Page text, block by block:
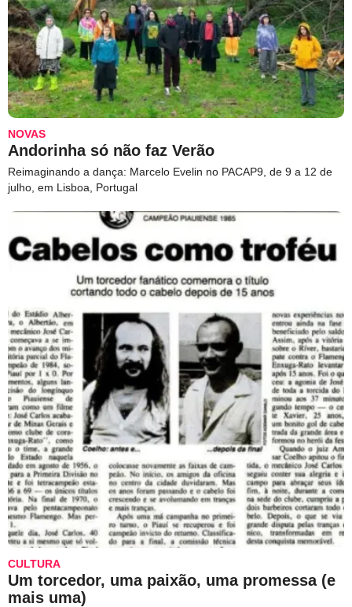
NOVAS
Andorinha só não faz Verão
Reimaginando a dança: Marcelo Evelin no PACAP9, de 9 a 12 de
julho, em Lisboa, Portugal
CULTURA
Um torcedor, uma paixão, uma promessa (e
mais uma)